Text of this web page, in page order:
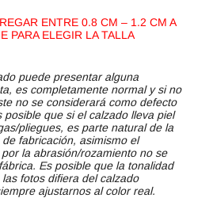
ENTRE 0.8 CM – 1.2 CM A
PARA ELEGIR LA TALLA
puede presentar alguna
es completamente normal y si no
no se considerará como defecto
posible que si el calzado lleva piel
pliegues, es parte natural de la
fabricación, asimismo el
la abrasión/rozamiento no se
Es posible que la tonalidad
fotos difiera del calzado
ajustarnos al color real.